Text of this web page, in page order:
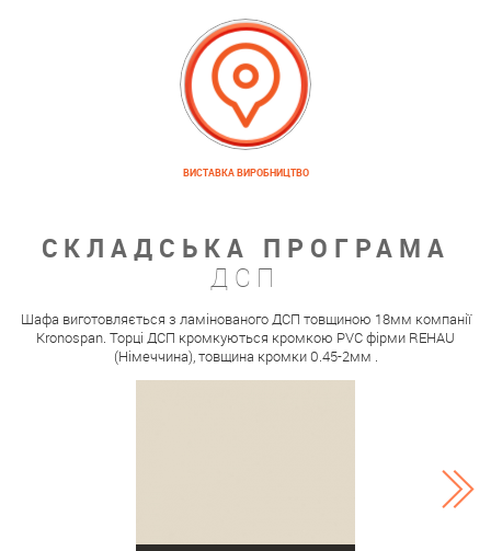
ВИСТАВКА ВИРОБНИЦТВО
СКЛАДСЬКА ПРОГРАМА
ДСП
Шафа виготовляється з ламінованого ДСП товщиною 18мм компанії
Kronospan. Торці ДСП кромкуються кромкою PVC фірми REHAU
(Німеччина), товщина кромки 0.45-2мм .